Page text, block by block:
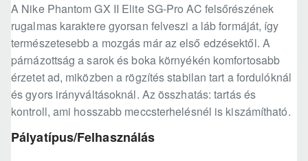
A Nike Phantom GX II Elite SG-Pro AC felsőrészének
rugalmas karaktere gyorsan felveszi a láb formáját, így
természetesebb a mozgás már az első edzésektől. A
párnázottság a sarok és boka környékén komfortosabb
érzetet ad, miközben a rögzítés stabilan tart a fordulóknál
és gyors irányváltásoknál. Az összhatás: tartás és
kontroll, ami hosszabb meccsterhelésnél is kiszámítható.
Pályatípus/Felhasználás